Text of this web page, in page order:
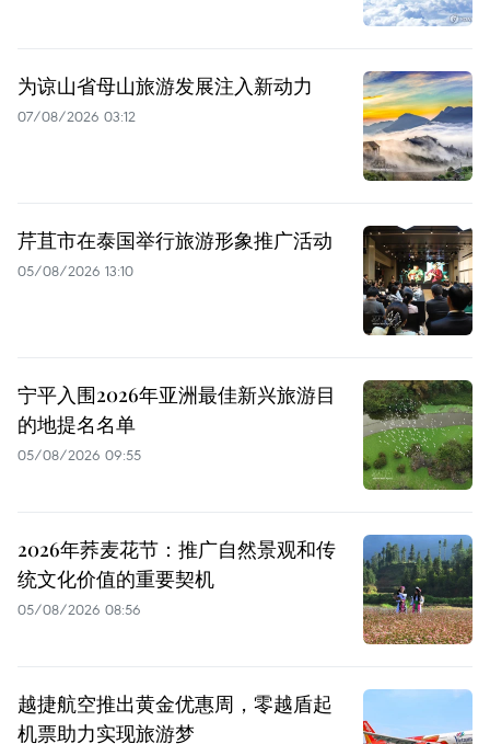
为谅山省母山旅游发展注入新动力
07/08/2026 03:12
芹苴市在泰国举行旅游形象推广活动
05/08/2026 13:10
宁平入围2026年亚洲最佳新兴旅游目
的地提名名单
05/08/2026 09:55
2026年荞麦花节：推广自然景观和传
统文化价值的重要契机
05/08/2026 08:56
越捷航空推出黄金优惠周，零越盾起
机票助力实现旅游梦